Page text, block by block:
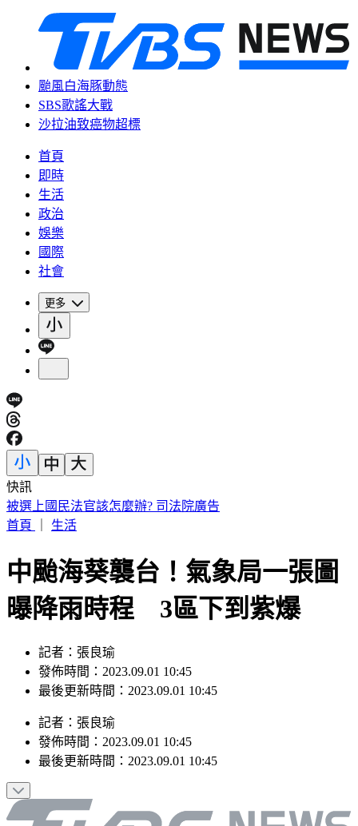
颱風白海豚動態
SBS歌謠大戰
沙拉油致癌物超標
首頁
即時
生活
政治
娛樂
國際
社會
更多
快訊
獨／病人自稱請假回家拿東西 竟「吊點滴騎車」上路 院方
急報警
中颱海葵襲台！氣象局一張圖
曝降雨時程 3區下到紫爆
記者：張良瑜
發佈時間：2023.09.01 10:45
記者：張良瑜
發佈時間：2023.09.01 10:45